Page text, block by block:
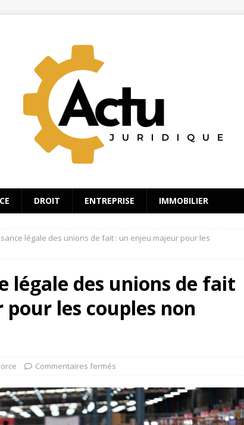
DROIT ENTREPRISE IMMOBILIER
légale des unions de fait : un enjeu majeur pour les
légale des unions de fait
les couples non
Commentaires fermés